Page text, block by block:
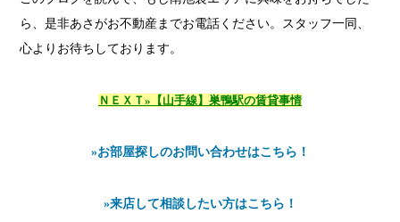
ら、是非あさがお不動産までお電話ください。スタッフ一同、
心よりお待ちしております。
ＮＥＸＴ»【山手線】巣鴨駅の賃貸事情
»お部屋探しのお問い合わせはこちら！
»来店して相談したい方はこちら！